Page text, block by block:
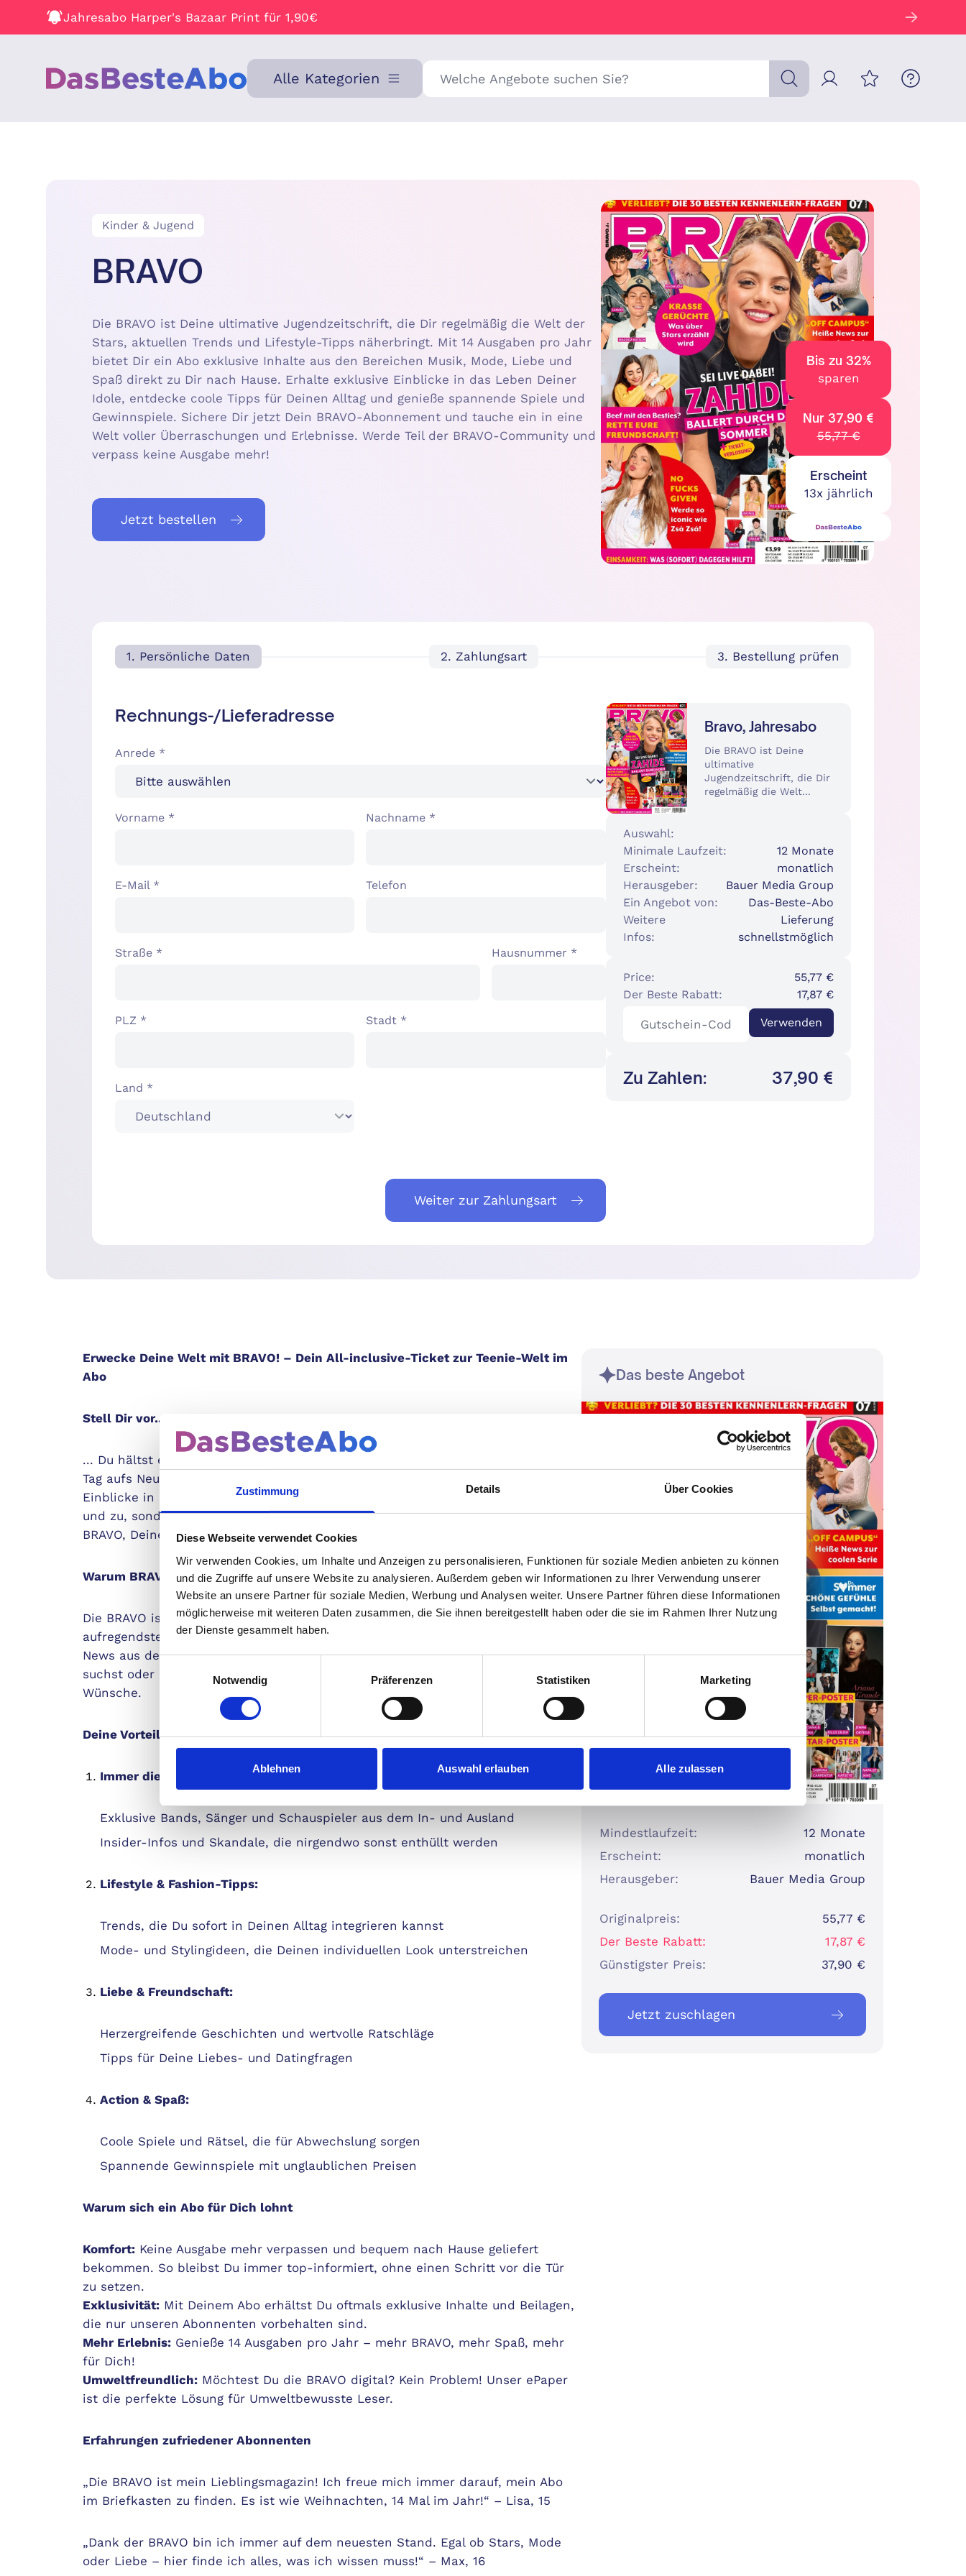
Zustimmung Details Über Cookies
Diese Webseite verwendet Cookies
Wir verwenden Cookies, um Inhalte und Anzeigen zu personalisieren, Funktionen für soziale Medien anbieten zu können
und die Zugriffe auf unsere Website zu analysieren. Außerdem geben wir Informationen zu Ihrer Verwendung unserer
Website an unsere Partner für soziale Medien, Werbung und Analysen weiter. Unsere Partner führen diese Informationen
möglicherweise mit weiteren Daten zusammen, die Sie ihnen bereitgestellt haben oder die sie im Rahmen Ihrer Nutzung
der Dienste gesammelt haben.
Notwendig
Präferenzen Statistiken Marketing
Ablehnen Auswahl erlauben Alle zulassen
Jahresabo Harper's Bazaar Print für 1,90€
Alle Kategorien
Suche
Kinder & Jugend
BRAVO
Die BRAVO ist Deine ultimative Jugendzeitschrift, die Dir regelmäßig die Welt der
Stars, aktuellen Trends und Lifestyle-Tipps näherbringt. Mit 14 Ausgaben pro Jahr
bietet Dir ein Abo exklusive Inhalte aus den Bereichen Musik, Mode, Liebe und
Spaß direkt zu Dir nach Hause. Erhalte exklusive Einblicke in das Leben Deiner
Idole, entdecke coole Tipps für Deinen Alltag und genieße spannende Spiele und
Gewinnspiele. Sichere Dir jetzt Dein BRAVO-Abonnement und tauche ein in eine
Welt voller Überraschungen und Erlebnisse. Werde Teil der BRAVO-Community und
verpass keine Ausgabe mehr!
Jetzt bestellen
Bis zu 32%
sparen
Nur 37,90 €
55,77 €
Erscheint
13x jährlich
1. Persönliche Daten 2. Zahlungsart 3. Bestellung prüfen
Rechnungs-/Lieferadresse
Anrede *
Vorname * Nachname *
E-Mail * Telefon
Straße * Hausnummer *
PLZ * Stadt *
Land *
Weiter zur Zahlungsart
Bravo, Jahresabo
Die BRAVO ist Deine
ultimative
Jugendzeitschrift, die Dir
regelmäßig die Welt...
Auswahl:
Minimale Laufzeit:
12 Monate
Erscheint:
monatlich
Herausgeber:
Bauer Media Group
Ein Angebot von:
Das-Beste-Abo
Weitere
Infos:
Lieferung
schnellstmöglich
Price:
55,77 €
Der Beste Rabatt:
17,87 €
Verwenden
Zu Zahlen: 37,90 €
Erwecke Deine Welt mit BRAVO! – Dein All-inclusive-Ticket zur Teenie-Welt im
Abo
Stell Dir vor...
... Du hältst eine Welt voller Stars, Spaß und Lifestyle in Deinen Händen. Jeden
Tag aufs Neue gibt es aufregende Trends, spannende Storys und exklusive
Einblicke in das Leben Deiner Idole. Was wäre, wenn Du diese Welt nicht nur ab
und zu, sondern regelmäßig genießen könntest? Mit dem Abonnement der
BRAVO, Deiner ultimativen Jugendzeitschrift, wird dieser Traum zur Realität!
Warum BRAVO?
Die BRAVO ist mehr als nur ein Magazin – sie ist Dein treuer Begleiter durch die
aufregendsten Jahre Deines Lebens. Ob Du auf der Suche nach den aktuellsten
News aus der Welt der Stars bist, coole Tipps & Tricks für Deinen Lifestyle
suchst oder einfach nur Spaß haben möchtest: Die BRAVO erfüllt all Deine
Wünsche.
Deine Vorteile im Überblick
Immer die neuesten Stars & Trends:
Exklusive Bands, Sänger und Schauspieler aus dem In- und Ausland
Insider-Infos und Skandale, die nirgendwo sonst enthüllt werden
Lifestyle & Fashion-Tipps:
Trends, die Du sofort in Deinen Alltag integrieren kannst
Mode- und Stylingideen, die Deinen individuellen Look unterstreichen
Liebe & Freundschaft:
Herzergreifende Geschichten und wertvolle Ratschläge
Tipps für Deine Liebes- und Datingfragen
Action & Spaß:
Coole Spiele und Rätsel, die für Abwechslung sorgen
Spannende Gewinnspiele mit unglaublichen Preisen
Warum sich ein Abo für Dich lohnt
Komfort:Keine Ausgabe mehr verpassen und bequem nach Hause geliefert
bekommen. So bleibst Du immer top-informiert, ohne einen Schritt vor die Tür
zu setzen.
Exklusivität:Mit Deinem Abo erhältst Du oftmals exklusive Inhalte und Beilagen,
die nur unseren Abonnenten vorbehalten sind.
Mehr Erlebnis:Genieße 14 Ausgaben pro Jahr – mehr BRAVO, mehr Spaß, mehr
für Dich!
Umweltfreundlich:Möchtest Du die BRAVO digital? Kein Problem! Unser ePaper
ist die perfekte Lösung für Umweltbewusste Leser.
Erfahrungen zufriedener Abonnenten
„Die BRAVO ist mein Lieblingsmagazin! Ich freue mich immer darauf, mein Abo
im Briefkasten zu finden. Es ist wie Weihnachten, 14 Mal im Jahr!“ – Lisa, 15
„Dank der BRAVO bin ich immer auf dem neuesten Stand. Egal ob Stars, Mode
oder Liebe – hier finde ich alles, was ich wissen muss!“ – Max, 16
Das beste Angebot
Mindestlaufzeit:
12 Monate
Erscheint:
monatlich
Herausgeber:
Bauer Media Group
Originalpreis:
55,77 €
Der Beste Rabatt:
17,87 €
Günstigster Preis:
37,90 €
Jetzt zuschlagen